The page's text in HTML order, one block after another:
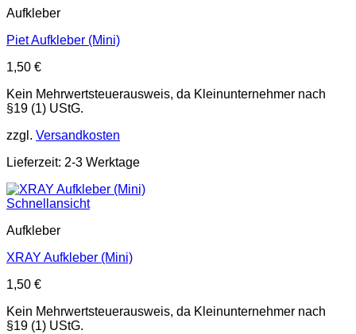
Aufkleber
Piet Aufkleber (Mini)
1,50 €
Kein Mehrwertsteuerausweis, da Kleinunternehmer nach
§19 (1) UStG.
zzgl. Versandkosten
Lieferzeit: 2-3 Werktage
Schnellansicht
Aufkleber
XRAY Aufkleber (Mini)
1,50 €
Kein Mehrwertsteuerausweis, da Kleinunternehmer nach
§19 (1) UStG.